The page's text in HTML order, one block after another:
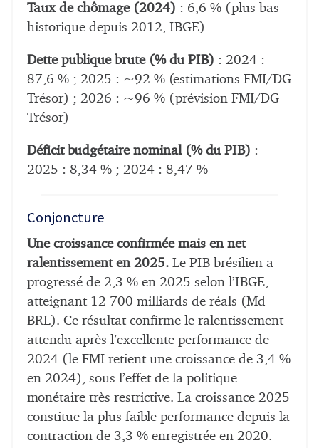
Taux de chômage (2024) : 6,6 % (plus bas
historique depuis 2012, IBGE)
Dette publique brute (% du PIB) : 2024 :
87,6 % ; 2025 : ~92 % (estimations FMI/DG
Trésor) ; 2026 : ~96 % (prévision FMI/DG
Trésor)
Déficit budgétaire nominal (% du PIB) :
2025 : 8,34 % ; 2024 : 8,47 %
Conjoncture
Une croissance confirmée mais en net
ralentissement en 2025. Le PIB brésilien a
progressé de 2,3 % en 2025 selon l’IBGE,
atteignant 12 700 milliards de réals (Md
BRL). Ce résultat confirme le ralentissement
attendu après l’excellente performance de
2024 (le FMI retient une croissance de 3,4 %
en 2024), sous l’effet de la politique
monétaire très restrictive. La croissance 2025
constitue la plus faible performance depuis la
contraction de 3,3 % enregistrée en 2020.